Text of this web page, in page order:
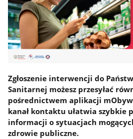
Zgłoszenie interwencji do
Sanitarnej możesz przesyłać
pośrednictwem aplikacji
kanał kontaktu ułatwia szybkie
informacji o sytuacjach
zdrowie publiczne.